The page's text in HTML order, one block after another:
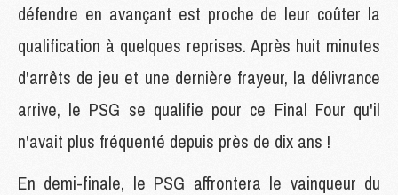
défendre en avançant est proche de leur coûter la
qualification à quelques reprises. Après huit minutes
d'arrêts de jeu et une dernière frayeur, la délivrance
arrive, le PSG se qualifie pour ce Final Four qu'il
n'avait plus fréquenté depuis près de dix ans !
En demi-finale, le PSG affrontera le vainqueur du